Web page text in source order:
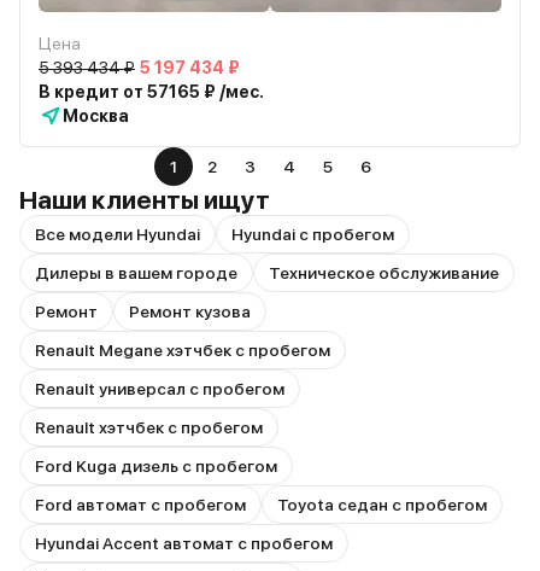
Цена
5 393 434 ₽ 5 197 434 ₽
В кредит от 57165 ₽ /мес.
Москва
1 2 3 4 5 6
Наши клиенты ищут
Все модели Hyundai
Hyundai с пробегом
Дилеры в вашем городе
Техническое обслуживание
Ремонт
Ремонт кузова
Renault Megane хэтчбек с пробегом
Renault универсал с пробегом
Renault хэтчбек с пробегом
Ford Kuga дизель с пробегом
Ford автомат с пробегом
Toyota седан с пробегом
Hyundai Accent автомат с пробегом